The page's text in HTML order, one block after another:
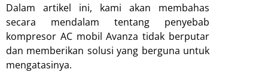
Dalam artikel ini, kami akan membahas
secara mendalam tentang penyebab
kompresor AC mobil Avanza tidak berputar
dan memberikan solusi yang berguna untuk
mengatasinya.